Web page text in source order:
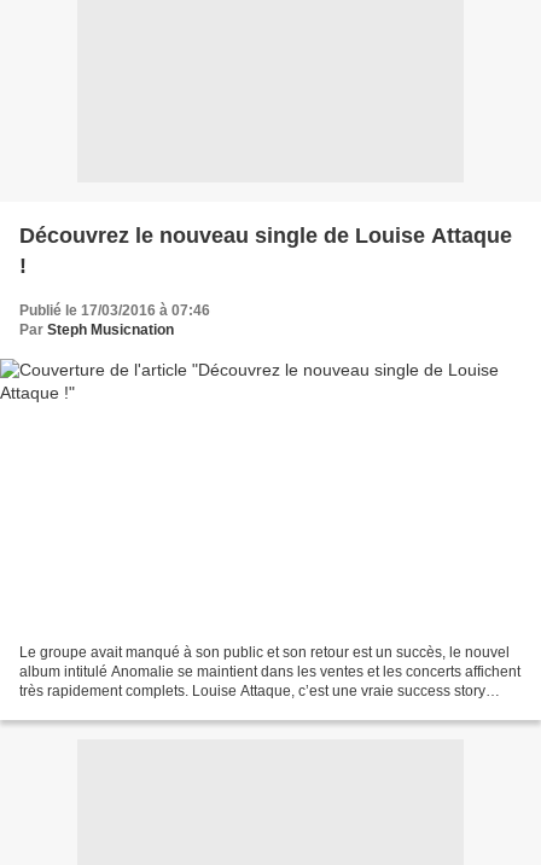
Découvrez le nouveau single de Louise Attaque
!
Publié le 17/03/2016 à 07:46
Par Steph Musicnation
Le groupe avait manqué à son public et son retour est un succès, le nouvel
album intitulé Anomalie se maintient dans les ventes et les concerts affichent
très rapidement complets. Louise Attaque, c’est une vraie success story